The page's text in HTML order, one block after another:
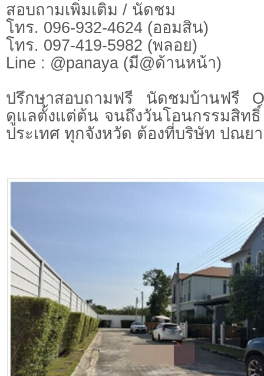
สอบถามเพิ่มเติม / นัดชม
โทร. 096-932-4624 (ออมสิน)
โทร. 097-419-5982 (พลอย)
Line : @panaya (มี@ด้านหน้า)
ปรึกษาสอบถามฟรี นัดชมบ้านฟรี
ดูแลตั้งแต่ต้น จนถึงวันโอนกรรมสิท
ประเทศ ทุกจังหวัด ต้องที่บริษัท ปณย